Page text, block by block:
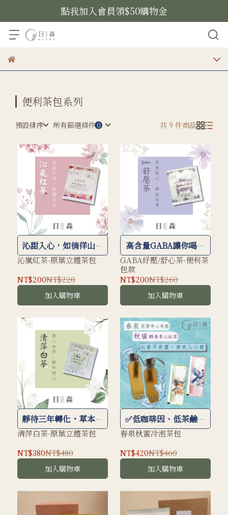
點我加入會員領$50購物金
便利茶包系列
預設排序 所有篩選條件 共 9 件商品
沁甜入心，如徜徉山嵐
之中
沁嵐紅茶-原葉立體茶包
NT$200NT$220
加入購物車
高含量GABA讓你喝茶
沒煩惱
GABA紓壓/舒心茶-便利茶
包款
NT$200NT$260
加入購物車
靜待三年轉化・草本帶
梅香尾韻
清萍白茶-原葉立體茶包
NT$380NT$480
加入購物車
✅低咖啡因、低茶鹼｜
大人、小孩都適合 ✅０
卡、無糖無香精｜沁涼
消暑０負擔
春泉秋蜜冷泡茶包
NT$420NT$460
加入購物車